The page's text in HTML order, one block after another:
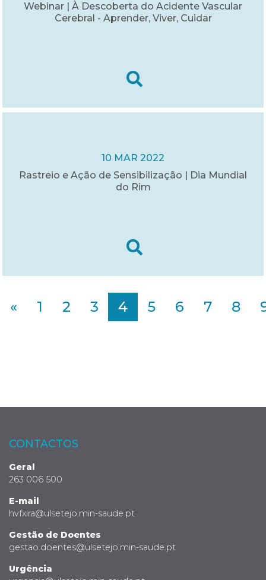
Webinar | À Descoberta do Acidente Vascular
Cerebral - Aprender, Viver, Cuidar
10 MAR 2022
Rastreio e Ação de Sensibilização | Dia Mundial
do Rim
« 1 2 3 4 5 6 7 8
CONTACTOS
Geral
263 006 500
E-mail
hvfxira@ulsetejo.min-saude.pt
Gestão de Doentes
gestao.doentes@ulsetejo.min-saude.pt
Urgência